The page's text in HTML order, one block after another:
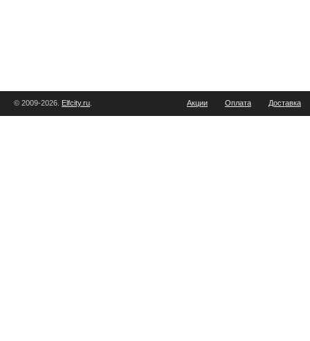
© 2009-2026. Elfcity.ru Акции Оплата Доставка